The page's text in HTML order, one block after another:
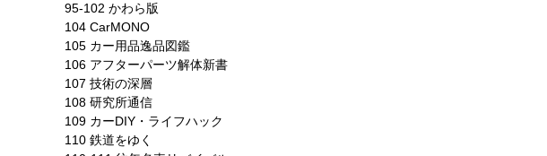
95-102 かわら版
104 CarMONO
105 カー用品逸品図鑑
106 アフターパーツ解体新書
107 技術の深層
108 研究所通信
109 カーDIY・ライフハック
110 鉄道をゆく